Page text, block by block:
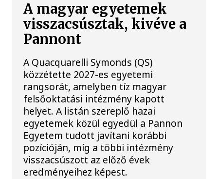
A magyar egyetemek
visszacsúsztak, kivéve a
Pannont
A Quacquarelli Symonds (QS)
közzétette 2027-es egyetemi
rangsorát, amelyben tíz magyar
felsőoktatási intézmény kapott
helyet. A listán szereplő hazai
egyetemek közül egyedül a Pannon
Egyetem tudott javítani korábbi
pozícióján, míg a többi intézmény
visszacsúszott az előző évek
eredményeihez képest.